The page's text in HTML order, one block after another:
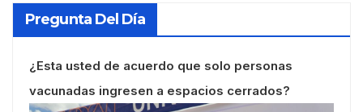
Pregunta Del Día
¿Esta usted de acuerdo que solo personas
vacunadas ingresen a espacios cerrados?